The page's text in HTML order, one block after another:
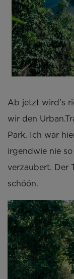
Ab jetzt wird's
wir den
Park. Ich war
irgendwie nie
verzaubert. Der
schöön.